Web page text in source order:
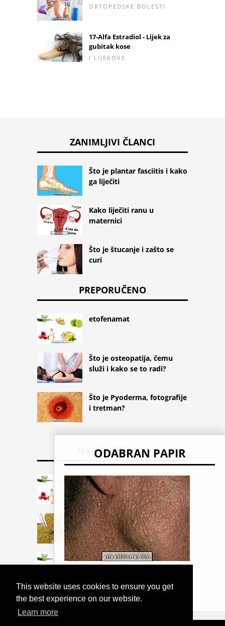
This website uses cookies to ensure you get
the best experience on our website.
Learn more
ORTOPEDSKE BOLESTI
17-Alfa Estradiol - Lijek za
gubitak kose
I LIJEKOVE
ODABRAN PAPIR
ZANIMLJIVI ČLANCI
Što je plantar fasciitis i kako
ga liječiti
Kako liječiti ranu u
maternici
Što je štucanje i zašto se
curi
PREPORUČENO
etofenamat
Što je osteopatija, čemu
služi i kako se to radi?
Što je Pyoderma, fotografije
i tretman?
NAJPOSJEĆENIJE
Hizentra
proso
Gentagran